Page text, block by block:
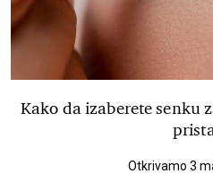
Kako da izaberete senku
Otkrivamo 3